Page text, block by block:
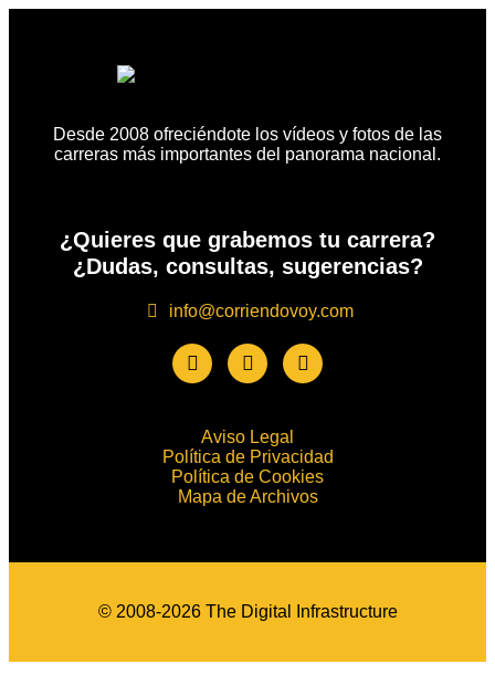
Desde 2008 ofreciéndote los vídeos y fotos de las
carreras más importantes del panorama nacional.
¿Quieres que grabemos tu carrera?
¿Dudas, consultas, sugerencias?
info@corriendovoy.com
Aviso Legal
Política de Privacidad
Política de Cookies
Mapa de Archivos
© 2008-2026 The Digital Infrastructure